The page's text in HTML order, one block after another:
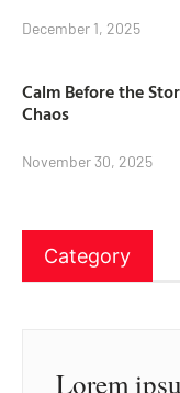
December 1, 2025
Calm Before the
Chaos
November 30, 2025
Category
Lorem